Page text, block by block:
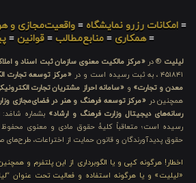
≡ امکانات رزرو نمایشگاه ≡ واقعیت‌مجازی و
≡همکاری ≡منابع‌مطالب ≡قوانین ≡
لیلیت ® در «مرکز مالکیت معنوی سازمان ثبت اسناد و
۴۵۱۸۴۱ ، به ثبت رسیده است و در
«مرکز توسعه تجارت
معدن و تجارت» و «سامانه احراز مشتریان تجارت
همچنین در «مرکز توسعه فرهنگ و هنر در فضای‌مجازی
رسانه‌های دیجیتال وزارت فرهنگ و ارشاد»
رسیده است؛ متعاقباً کلیهٔ حقوق مادی و معنوی
حقوق پدیدآورندگان و قانون حمایت از اختراعات، طرح‌های
اخطار! هرگونه کپی و یا الگوبرداری از این پلتفرم و
«لیلیت» و یا هرگونه استفاده و فعالیت تحت عنوان